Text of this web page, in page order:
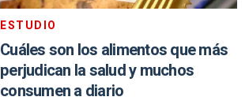
ESTUDIO
Cuáles son los alimentos que más
perjudican la salud y muchos
consumen a diario